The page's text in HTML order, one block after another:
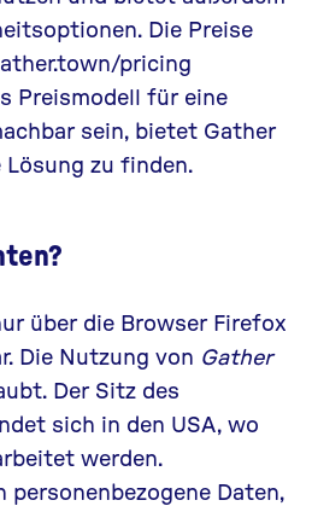
Die Preise
pricing
Preismodell für eine
sein, bietet Gather
zu finden.
über die Browser Firefox
Die Nutzung von Gather
Der Sitz des
sich in den USA, wo
werden.
personenbezogene Daten,